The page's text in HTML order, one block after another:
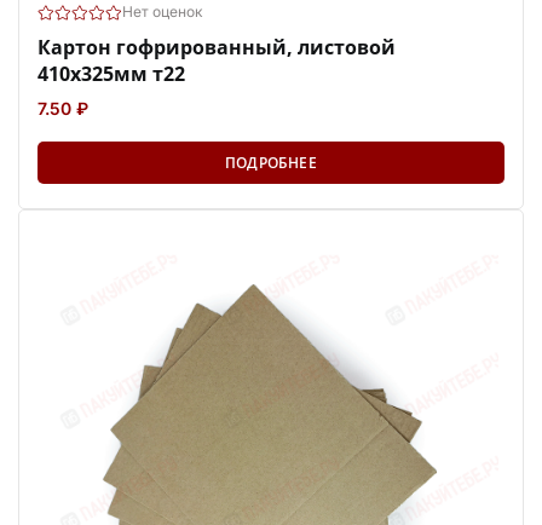
Нет оценок
Картон гофрированный, листовой
410х325мм т22
7.50 ₽
ПОДРОБНЕЕ